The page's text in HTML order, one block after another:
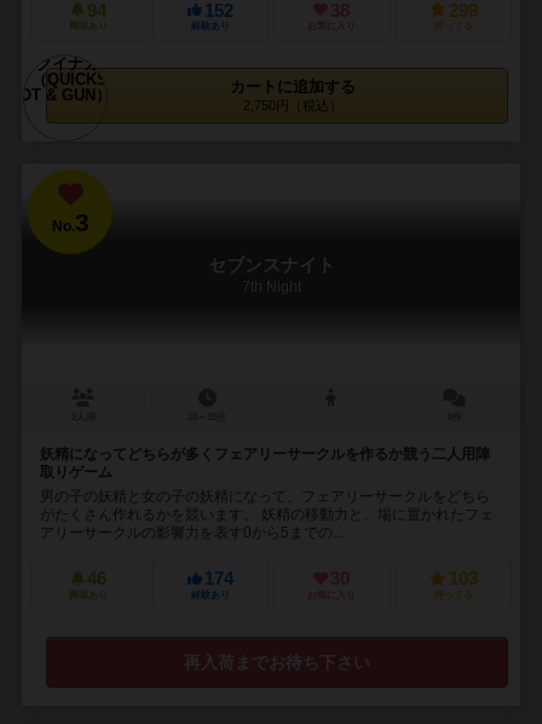
94
興味あり
152
経験あり
38
お気に入り
299
持ってる
カートに追加する
2,750円（税込）
No.3
セブンスナイト
7th Night
妖精になってどちらが多くフェアリーサークルを作るか競う二人用陣
取りゲーム
男の子の妖精と女の子の妖精になって、フェアリーサークルをどちら
がたくさん作れるかを競います。 妖精の移動力と、場に置かれたフェ
アリーサークルの影響力を表す0から5までの...
46
興味あり
174
経験あり
30
お気に入り
103
持ってる
再入荷までお待ち下さい